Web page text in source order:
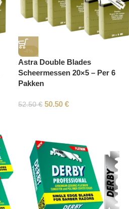
-4%
Astra Double Blades
Scheermessen 20×5 – Per 6
Pakken
52.50€ 50.50 €